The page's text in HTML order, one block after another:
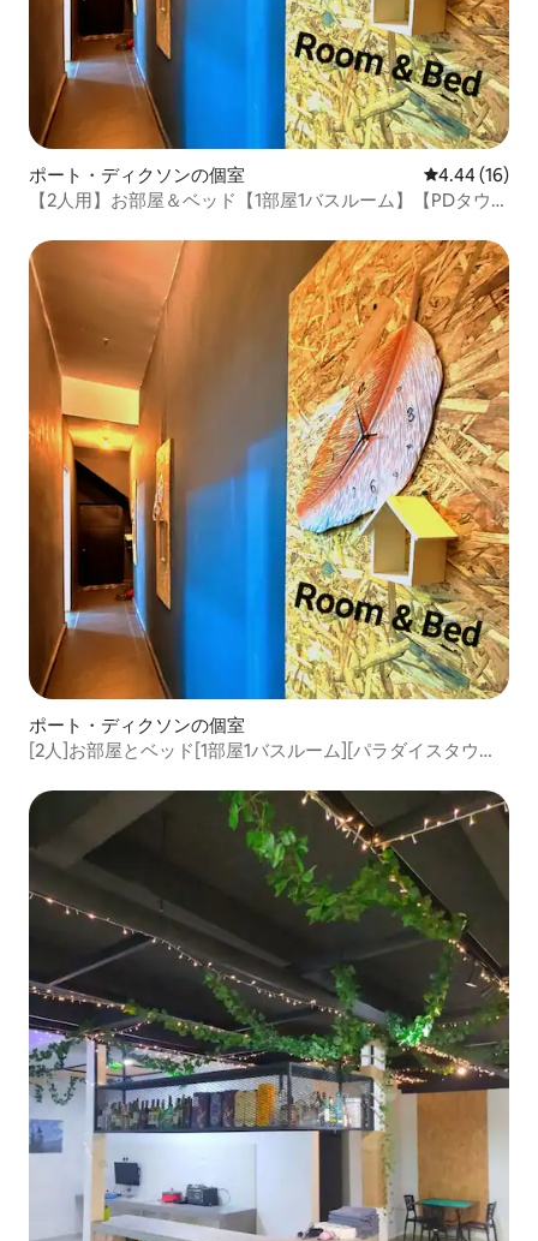
ポート・ディクソンの個室 レビュー16
4.44 (16)
【2人用】お部屋＆ベッド【1部屋1バスルーム】【PDタウン
ポート・ディクソンの個室
[2人]お部屋とベッド[1部屋1バスルーム][パラダイスタウン